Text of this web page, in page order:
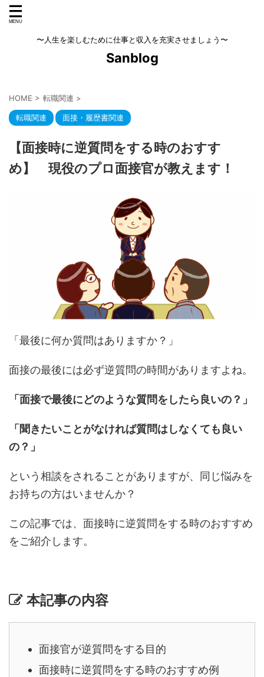
〜人生を楽しむために仕事と収入を充実させましょう〜
Sanblog
HOME > 転職関連 >
転職関連 面接・履歴書関連
【面接時に逆質問をする時のおすす
め】 現役のプロ面接官が教えます！
「最後に何か質問はありますか？」
面接の最後には必ず逆質問の時間がありますよね。
「面接で最後にどのような質問をしたら良いの？」
「聞きたいことがなければ質問はしなくても良い
の？」
という相談をされることがありますが、同じ悩みを
お持ちの方はいませんか？
この記事では、面接時に逆質問をする時のおすすめ
をご紹介します。
本記事の内容
面接官が逆質問をする目的
面接時に逆質問をする時のおすすめ例